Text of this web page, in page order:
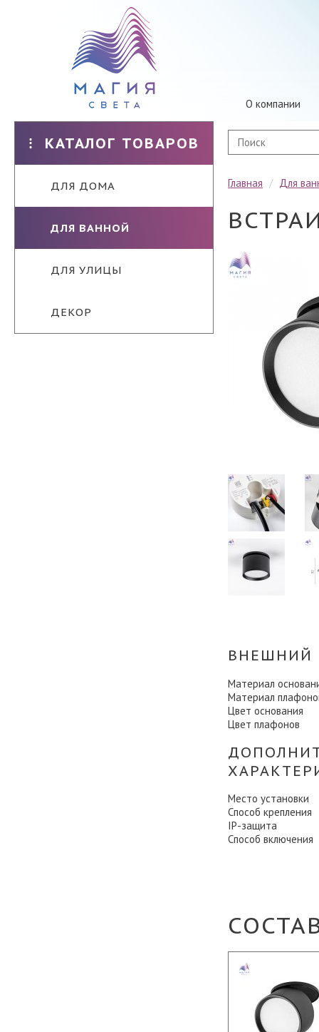
О компании
КАТАЛОГ ТОВАРОВ
ДЛЯ ДОМА
ДЛЯ ВАННОЙ
ДЛЯ УЛИЦЫ
ДЕКОР
Главная / Для
ВНЕШНИЙ
Материал
Материал
Цвет основания
Цвет плафонов
Место установки
Способ крепления
IP-защита
Способ включения